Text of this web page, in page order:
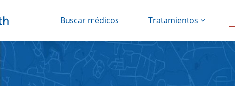
Saltar navegación
Buscar médicos Tratamientos